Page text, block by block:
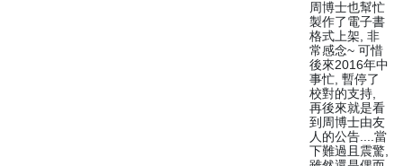
周博士也幫忙
製作了電子書
格式上架, 非
常感念~ 可惜
後來2016年中
事忙, 暫停了
校對的支持,
再後來就是看
到周博士由友
人的公告....當
下難過且震驚,